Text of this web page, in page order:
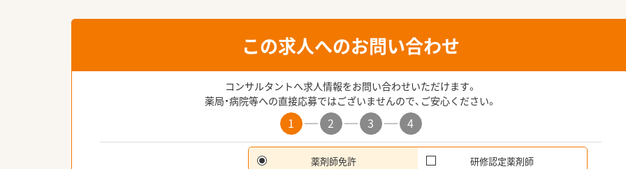
この求人へのお問い合わせ
コンサルタントへ求人情報をお問い合わせいただけます。
薬局・病院等への直接応募ではございませんので、ご安心ください。
1 2 3 4
薬剤師免許 研修認定薬剤師